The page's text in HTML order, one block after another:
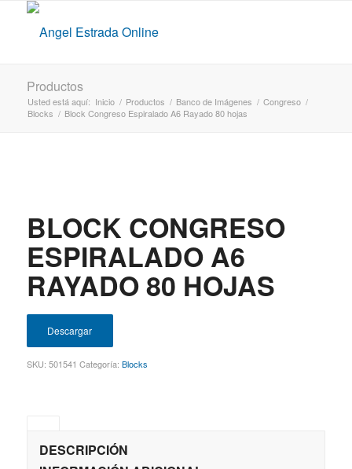
Productos
Usted está aquí: Inicio / Productos / Banco de Imágenes / Congreso /
Blocks / Block Congreso Espiralado A6 Rayado 80 hojas
BLOCK CONGRESO
ESPIRALADO A6
RAYADO 80 HOJAS
Descargar
SKU: 501541 Categoría: Blocks
DESCRIPCIÓN